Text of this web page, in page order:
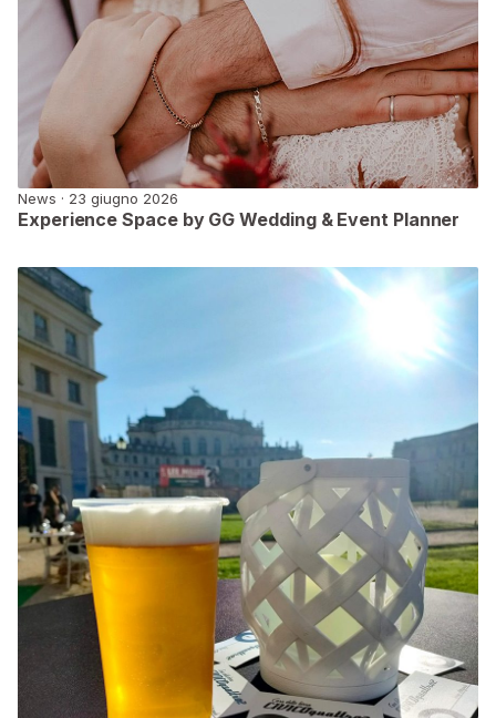
News · 23 giugno 2026
Experience Space by GG Wedding & Event Planner